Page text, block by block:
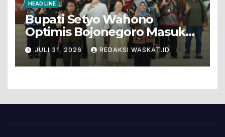
HEAD LINE
Bupati Setyo Wahono
Optimis Bojonegoro Masuk
Unesco Global Geopark
JULI 31, 2026 REDAKSI WASKAT.ID